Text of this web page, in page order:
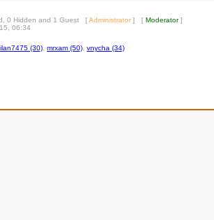
0 Hidden and 1 Guest [Administrator] [ Moderator]
06:34
(30) mrxam (50) vnycha (34)